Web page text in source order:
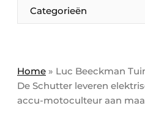
Bedrijven
Bedrijven
Direct contact
Evenement
GreenPro | Platform
Categorieën
Home » Luc Beeckman
De Schutter leveren
accu-motoculteur aan